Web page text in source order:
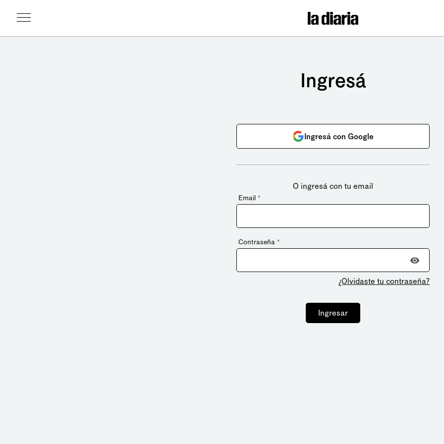
Ingresá
Ingresá con Google
O ingresá con tu email
Email *
Contraseña *
¿Olvidaste tu contraseña?
Ingresar